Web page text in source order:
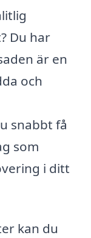
Du har
är en
och
snabbt få
som
i ditt
kan du